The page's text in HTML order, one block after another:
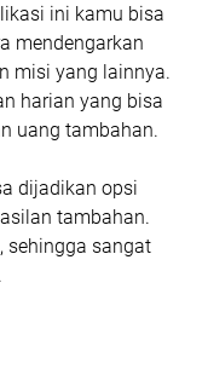
ini kamu bisa
mendengarkan
misi yang lainnya.
harian yang bisa
uang tambahan.
dijadikan opsi
tambahan.
sehingga sangat